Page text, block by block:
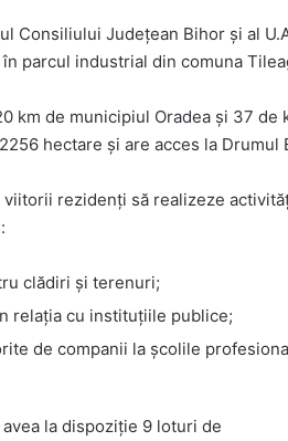
Consiliului Județean Bihor și al
parcul industrial din comuna
km de municipiul Oradea și 37 de
hectare și are acces la Drumul
rezidenți să realizeze
clădiri și terenuri;
relația cu instituțiile publice;
de companii la școlile
la dispoziție 9 loturi de